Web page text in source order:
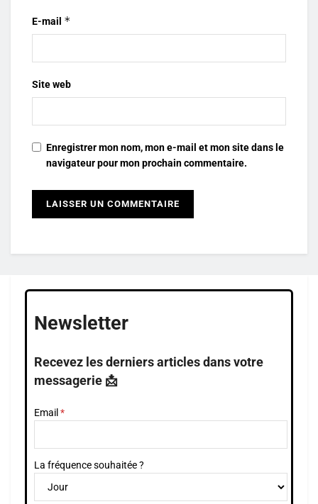
E-mail *
Site web
Enregistrer mon nom, mon e-mail et mon site dans le
navigateur pour mon prochain commentaire.
Newsletter
Recevez les derniers articles dans votre
messagerie 📩
Email
La fréquence souhaitée ?